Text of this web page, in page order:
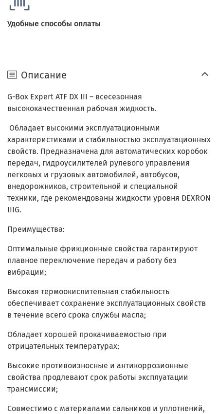
Удобные способы оплаты
Описание
G-Box Expert ATF DX III – всесезонная
высококачественная рабочая жидкость.
Обладает высокими эксплуатационными
характеристиками и стабильностью эксплуатационных
свойств. Предназначена для автоматических коробок
передач, гидроусилителей рулевого управления
легковых и грузовых автомобилей, автобусов,
внедорожников, строительной и специальной
техники, где рекомендованы жидкости уровня DEXRON
IIIG.
Преимущества:
Оптимальные фрикционные свойства гарантируют
плавное переключение передач и работу без
вибрации;
Высокая термоокислительная стабильность
обеспечивает сохранение эксплуатационных свойств
в течение всего срока службы масла;
Обладает хорошей прокачиваемостью при
отрицательных температурах;
Высокие противоизносные и антикоррозионные
свойства продлевают срок работы эксплуатации
трансмиссии;
Совместимо с материалами сальников и уплотнений,